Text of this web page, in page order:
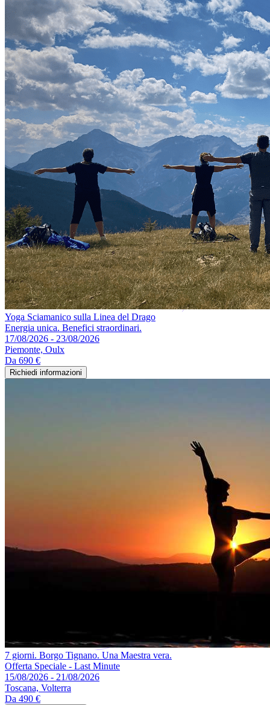
Yoga Sciamanico sulla Linea del Drago
Energia unica. Benefici straordinari.
17/08/2026 - 23/08/2026
Piemonte, Oulx
Da 690 €
Richiedi informazioni
7 giorni. Borgo Tignano. Una Maestra vera.
Offerta Speciale - Last Minute
15/08/2026 - 21/08/2026
Toscana, Volterra
Da 490 €